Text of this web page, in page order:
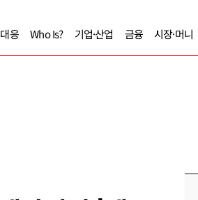
응 Who Is? 기업·산업 금융 시장·머니